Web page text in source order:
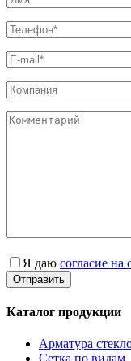
Я даю согласие на
Каталог продукции
Арматура